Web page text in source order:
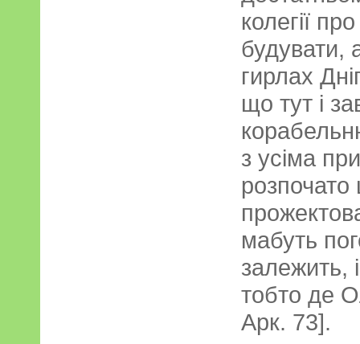
колегії
будувати,
гирлах
що тут і
з усіма
мабуть
залежить,
тобто де
Арк. 73].